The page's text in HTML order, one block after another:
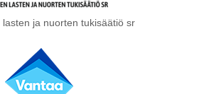
lasten ja nuorten tukisäätiö sr